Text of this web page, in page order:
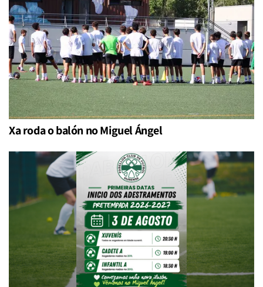
Xa roda o balón no Miguel Ángel